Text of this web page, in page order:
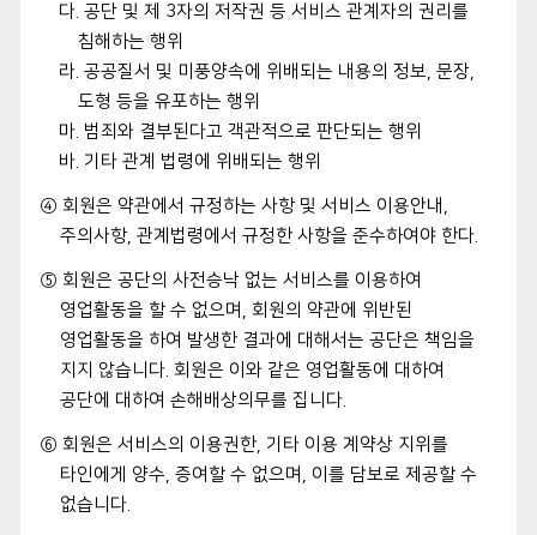
다. 공단 및 제 3자의 저작권 등 서비스 관계자의 권리를
침해하는 행위
라. 공공질서 및 미풍양속에 위배되는 내용의 정보, 문장,
도형 등을 유포하는 행위
마. 범죄와 결부된다고 객관적으로 판단되는 행위
바. 기타 관계 법령에 위배되는 행위
④ 회원은 약관에서 규정하는 사항 및 서비스 이용안내,
주의사항, 관계법령에서 규정한 사항을 준수하여야 한다.
⑤ 회원은 공단의 사전승낙 없는 서비스를 이용하여
영업활동을 할 수 없으며, 회원의 약관에 위반된
영업활동을 하여 발생한 결과에 대해서는 공단은 책임을
지지 않습니다. 회원은 이와 같은 영업활동에 대하여
공단에 대하여 손해배상의무를 집니다.
⑥ 회원은 서비스의 이용권한, 기타 이용 계약상 지위를
타인에게 양수, 증여할 수 없으며, 이를 담보로 제공할 수
없습니다.